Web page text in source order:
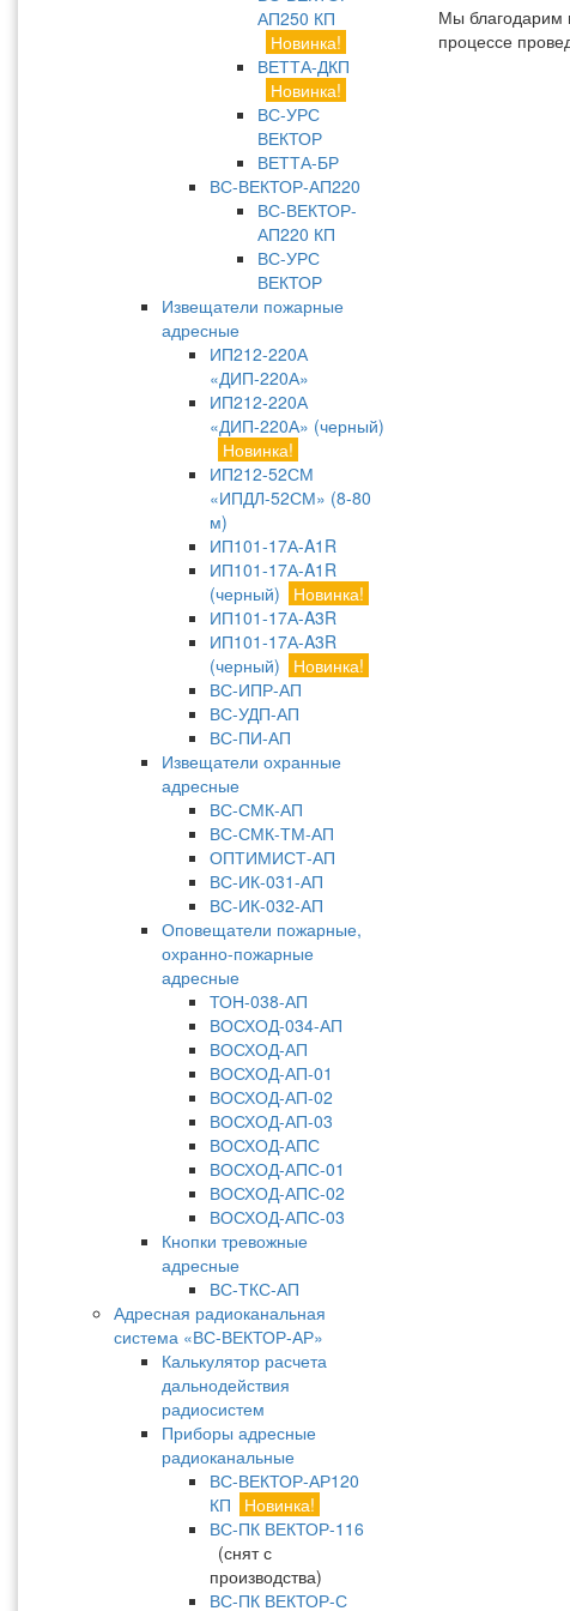
АП250 КП
Новинка!
ВЕТТА-ДКП
Новинка!
ВС-УРС
ВЕКТОР
ВЕТТА-БР
ВС-ВЕКТОР-АП220
ВС-ВЕКТОР-
АП220 КП
ВС-УРС
ВЕКТОР
Извещатели пожарные
адресные
ИП212-220А
«ДИП-220А»
ИП212-220А
«ДИП-220А» (черный)
Новинка!
ИП212-52СМ
«ИПДЛ-52СМ» (8-80
м)
ИП101-17А-A1R
ИП101-17А-A1R
(черный)
Новинка!
ИП101-17А-A3R
ИП101-17А-A3R
(черный)
Новинка!
ВС-ИПР-АП
ВС-УДП-АП
ВС-ПИ-АП
Извещатели охранные
адресные
ВС-СМК-АП
ВС-СМК-ТМ-АП
ОПТИМИСТ-АП
ВС-ИК-031-АП
ВС-ИК-032-АП
Оповещатели пожарные,
охранно-пожарные
адресные
ТОН-038-АП
ВОСХОД-034-АП
ВОСХОД-АП
ВОСХОД-АП-01
ВОСХОД-АП-02
ВОСХОД-АП-03
ВОСХОД-АПС
ВОСХОД-АПС-01
ВОСХОД-АПС-02
ВОСХОД-АПС-03
Кнопки тревожные
адресные
ВС-ТКС-АП
Адресная радиоканальная
система «ВС-ВЕКТОР-АР»
Калькулятор расчета
дальнодействия
радиосистем
Приборы адресные
радиоканальные
ВС-ВЕКТОР-АР120
КП
Новинка!
ВС-ПК ВЕКТОР-116
(снят с
производства)
ВС-ПК ВЕКТОР-С
Мы благодарим
процессе